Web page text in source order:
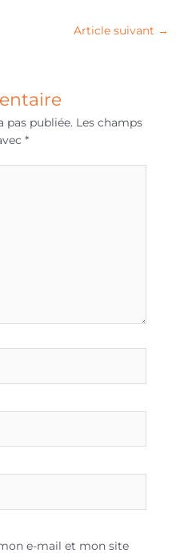
Article suivant →
pas publiée. Les champs
*
e-mail et mon site